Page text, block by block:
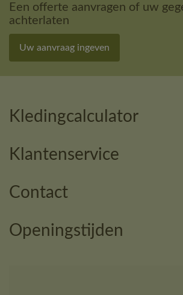
Een offerte aanvragen of uw
achterlaten
Uw aanvraag ingeven
Kledingcalculator
Klantenservice
Contact
Openingstijden